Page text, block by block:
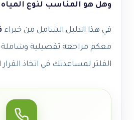
وهل هو المناسب لنوع
في هذا الدليل الشامل من خبراء
معكم مراجعة تفصيلية
الفلتر لمساعدتك في اتخاذ